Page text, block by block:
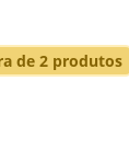
de 2 produtos